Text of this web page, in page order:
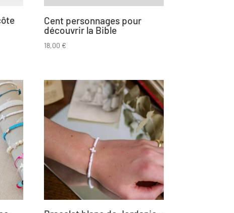
Cent personnages pour
découvrir la Bible
18,00 €